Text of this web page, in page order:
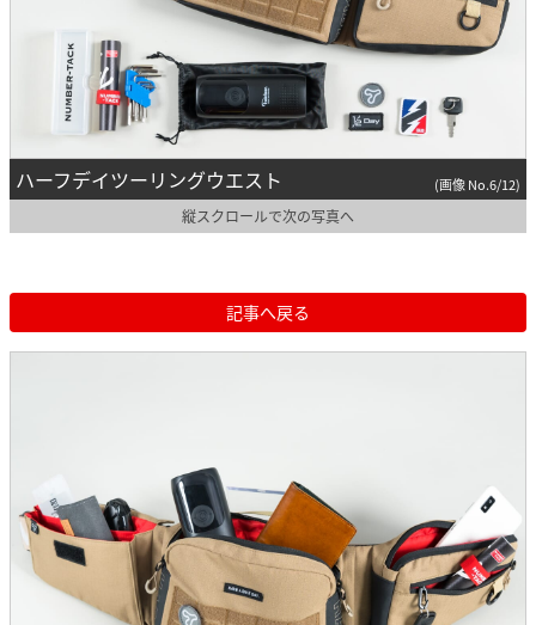
ハーフデイツーリングウエスト (画像 No.6/12)
縦スクロールで次の写真へ
記事へ戻る